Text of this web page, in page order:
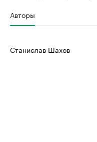
Авторы
Станислав Шахов